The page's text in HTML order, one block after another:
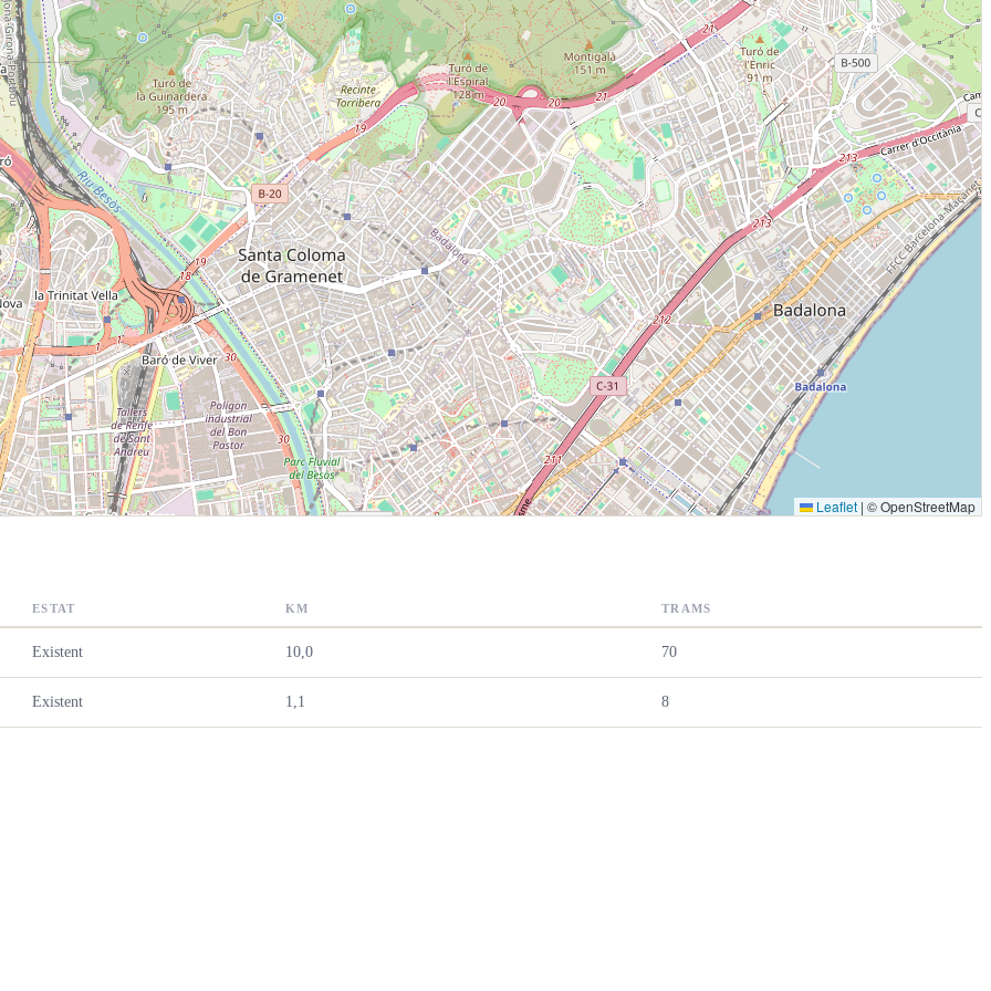
Leaflet | © OpenStreetMap
ESTAT KM TRAMS
Existent 10,0 70
Existent 1,1 8